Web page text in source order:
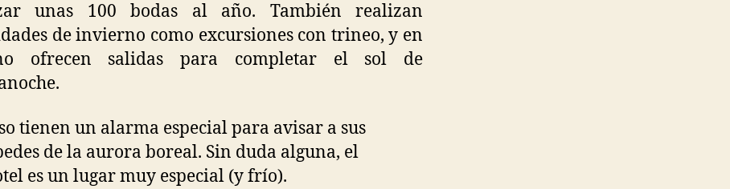
unas 100 bodas al año. También realizan
de invierno como excursiones con trineo, y en
ofrecen salidas para completar el sol de
tienen un alarma especial para avisar a sus
de la aurora boreal. Sin duda alguna, el
es un lugar muy especial (y frío).